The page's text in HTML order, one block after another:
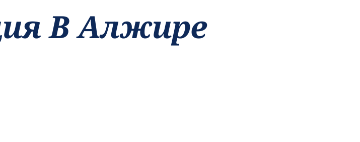
В Алжире